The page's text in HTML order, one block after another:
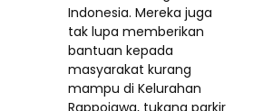
Indonesia. Mereka juga
tak lupa memberikan
bantuan kepada
masyarakat kurang
mampu di Kelurahan
Rappojawa, tukang parkir